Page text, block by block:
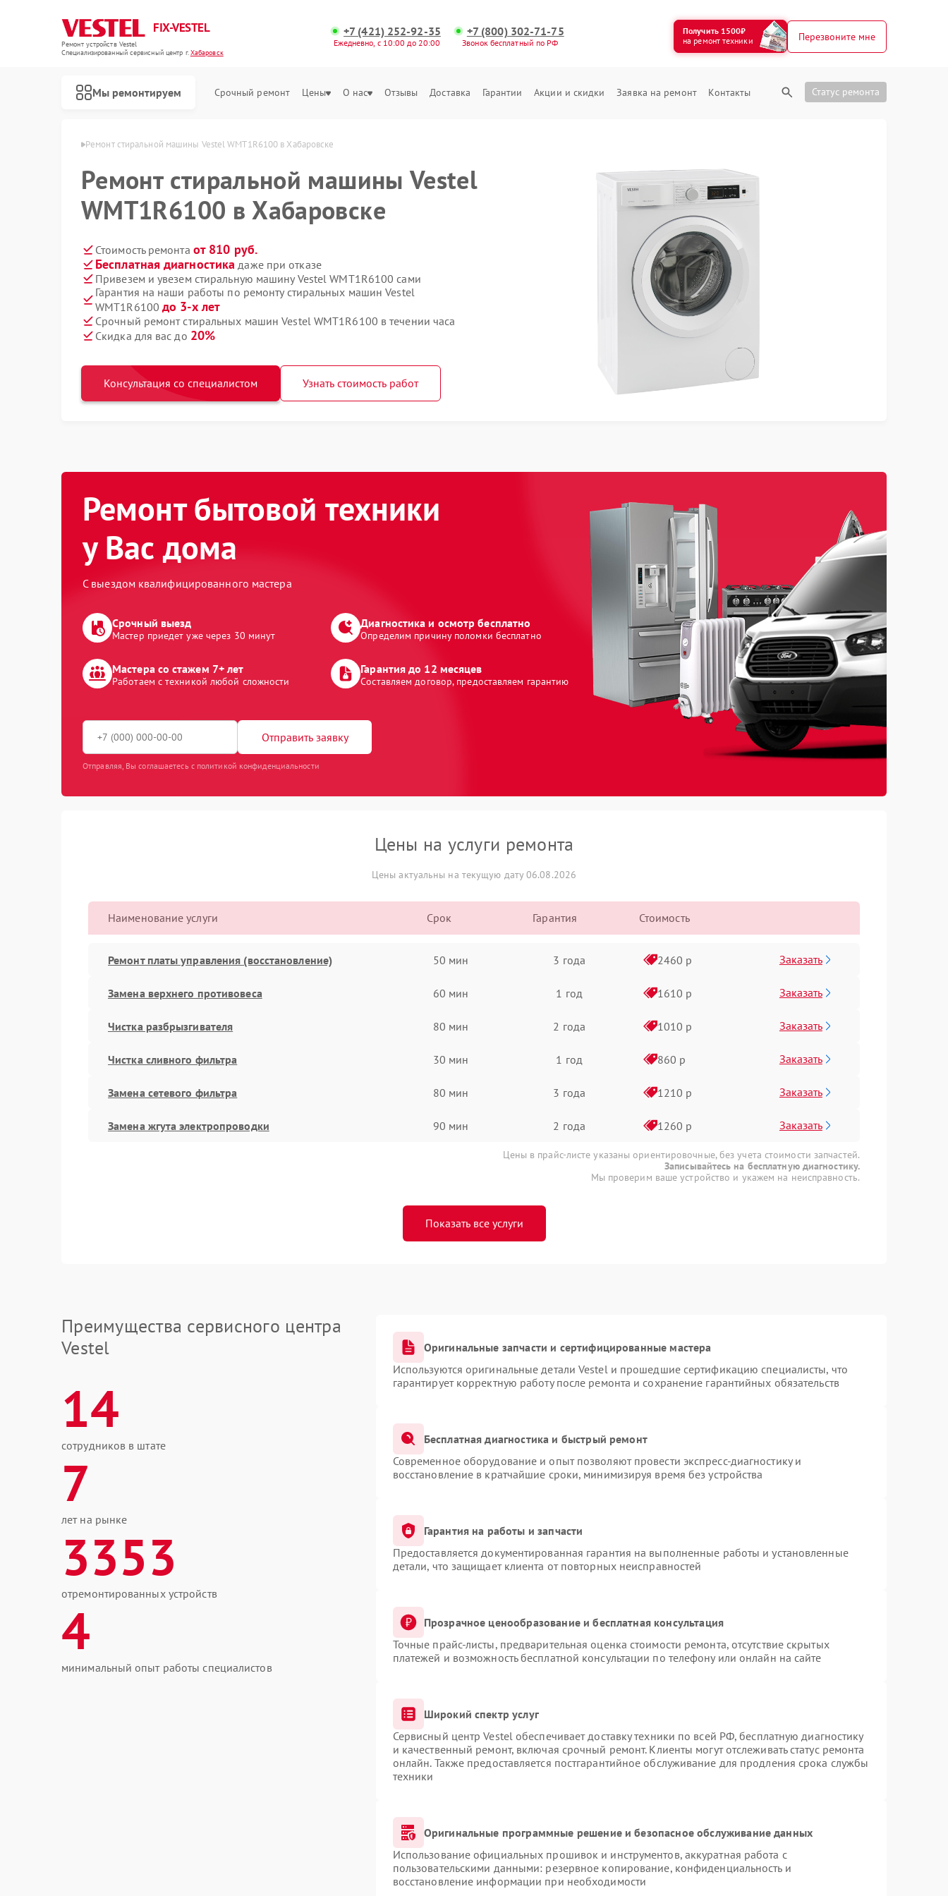
FIX-VESTEL
Ремонт устройств Vestel
Специализированный cервисный центр г.Хабаровск
+7 (421) 252-92-35
Ежедневно, с 10:00 до 20:00
+7 (800) 302-71-75
Звонок бесплатный по РФ
Получить 1500₽
на ремонт техники
Перезвоните мне
Мы ремонтируем Срочный ремонт Цены О нас Отзывы Доставка Гарантии Акции и скидки Заявка на ремонт Контакты Статус ремонта
в Хабаровске Ремонт стиральной машины Vestel WMT1R6100 в Хабаровске
Ремонт стиральной машины Vestel
WMT1R6100 в Хабаровске
Стоимость ремонта от 810 руб.
Бесплатная диагностика даже при отказе
Привезем и увезем стиральную машину Vestel WMT1R6100 сами
Гарантия на наши работы по ремонту стиральных машин Vestel
WMT1R6100 до 3-х лет
Срочный ремонт стиральных машин Vestel WMT1R6100 в течении часа
Скидка для вас до 20%
Консультация со специалистом Узнать стоимость работ
Ремонт бытовой техники
у Вас дома
С выездом квалифицированного мастера
Срочный выезд
Мастер приедет уже через 30 минут
Диагностика и осмотр бесплатно
Определим причину поломки бесплатно
Мастера со стажем 7+ лет
Работаем с техникой любой сложности
Гарантия до 12 месяцев
Составляем договор, предоставляем гарантию
Отправить заявку
Отправляя, Вы соглашаетесь с политикой конфиденциальности
Цены на услуги ремонта
Цены актуальны на текущую дату 06.08.2026
Наименование услуги Срок Гарантия Стоимость
Ремонт платы управления (восстановление) 50 мин 3 года 2460 р Заказать
Замена верхнего противовеса 60 мин 1 год 1610 р Заказать
Чистка разбрызгивателя 80 мин 2 года 1010 р Заказать
Чистка сливного фильтра 30 мин 1 год 860 р Заказать
Замена сетевого фильтра 80 мин 3 года 1210 р Заказать
Замена жгута электропроводки 90 мин 2 года 1260 р Заказать
Цены в прайс-листе указаны ориентировочные, без учета стоимости запчастей.
Записывайтесь на бесплатную диагностику.
Мы проверим ваше устройство и укажем на неисправность.
Показать все услуги
Преимущества сервисного центра
Vestel
14
сотрудников в штате
7
лет на рынке
3353
отремонтированных устройств
4
минимальный опыт работы специалистов
Оригинальные запчасти и сертифицированные мастера
Используются оригинальные детали Vestel и прошедшие сертификацию специалисты, что
гарантирует корректную работу после ремонта и сохранение гарантийных обязательств
Бесплатная диагностика и быстрый ремонт
Современное оборудование и опыт позволяют провести экспресс-диагностику и
восстановление в кратчайшие сроки, минимизируя время без устройства
Гарантия на работы и запчасти
Предоставляется документированная гарантия на выполненные работы и установленные
детали, что защищает клиента от повторных неисправностей
Прозрачное ценообразование и бесплатная консультация
Точные прайс-листы, предварительная оценка стоимости ремонта, отсутствие скрытых
платежей и возможность бесплатной консультации по телефону или онлайн на сайте
Широкий спектр услуг
Сервисный центр Vestel обеспечивает доставку техники по всей РФ, бесплатную диагностику
и качественный ремонт, включая срочный ремонт. Клиенты могут отслеживать статус ремонта
онлайн. Также предоставляется постгарантийное обслуживание для продления срока службы
техники
Оригинальные программные решение и безопасное обслуживание данных
Использование официальных прошивок и инструментов, аккуратная работа с
пользовательскими данными: резервное копирование, конфиденциальность и
восстановление информации при необходимости